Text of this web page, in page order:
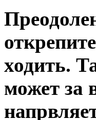
ходить.
может за